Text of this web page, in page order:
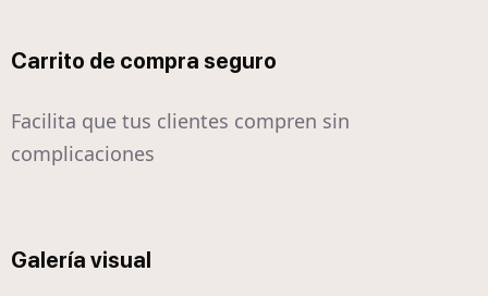
Carrito de compra seguro
Facilita que tus clientes compren sin
complicaciones
Galería visual